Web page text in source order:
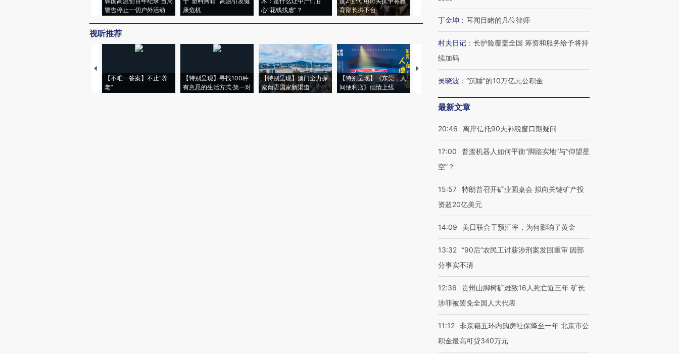
警告停止一切户外活动
康危机
心“花钱找虐”？
育部长拱下台
飞地休达
4000人
米
视听推荐
【不唯一答案】不止“养
老”
【特别呈现】寻找100种
有意思的生活方式·第一对
【特别呈现】澳门全力探
索葡语国家新渠道
【特别呈现】《东莞，人
间便利店》倾情上线
【推广】走进第四届链博
会，让数智科技“链”接产
【特别呈现】寻找100种
【商旅对话】华住集团
丁金坤 ： 耳闻目睹的几位律师
村夫日记 ： 长护险覆盖全国 筹资和服务给予将持
续加码
吴晓波 ： “沉睡”的10万亿元公积金
最新文章
20:46 离岸信托90天补税窗口期疑问
17:00
普渡机器人如何平衡“脚踏实地”与“仰望星
空”？
15:57 特朗普召开矿业圆桌会 拟向关键矿产投
资超20亿美元
14:09 美日联合干预汇率，为何影响了黄金
13:32 “90后”农民工讨薪涉刑案发回重审 因部
分事实不清
12:36
贵州山脚树矿难致16人死亡近三年 矿长
涉罪被罢免全国人大代表
11:12 非京籍五环内购房社保降至一年 北京市公
积金最高可贷340万元